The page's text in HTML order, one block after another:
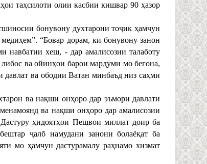
таҳсилоти олии касбии кишвар 90 ҳазор
бонувону духтарони тоҷик ҳамчун
“Бовар дорам, ки бонувону занон
навбатии хеш, - дар амалисозии талаботу
ва ойинҳои барои мардуми мо бегона,
давлат ва ободии Ватан минбаъд низ саҳми
ва нақши онҳоро дар эъмори давлати
ва нақши онҳоро дар амалисозии
ҳидоятҳои Пешвои миллат доир ба
ҷалб намудани занони болаёқат ба
мо ҳамчун дастурамалу раҳнамо хизмат